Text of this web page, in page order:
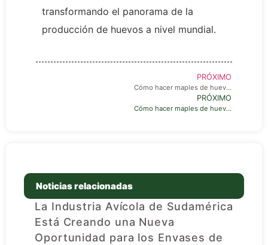
transformando el panorama de la
producción de huevos a nivel mundial.
PRÓXIMO
Cómo hacer maples de huevo: Es un proceso simple
PRÓXIMO
Cómo hacer maples de huevo: Es un proceso simple
Noticias relacionadas
La Industria Avícola de Sudamérica
Está Creando una Nueva
Oportunidad para los Envases de